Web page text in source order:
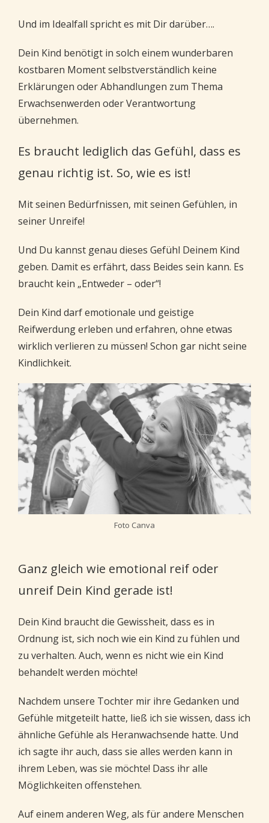
Und im Idealfall spricht es mit Dir darüber….
Dein Kind benötigt in solch einem wunderbaren
kostbaren Moment selbstverständlich keine
Erklärungen oder Abhandlungen zum Thema
Erwachsenwerden oder Verantwortung
übernehmen.
Es braucht lediglich das Gefühl, dass es
genau richtig ist. So, wie es ist!
Mit seinen Bedürfnissen, mit seinen Gefühlen, in
seiner Unreife!
Und Du kannst genau dieses Gefühl Deinem Kind
geben. Damit es erfährt, dass Beides sein kann. Es
braucht kein „Entweder – oder“!
Dein Kind darf emotionale und geistige
Reifwerdung erleben und erfahren, ohne etwas
wirklich verlieren zu müssen! Schon gar nicht seine
Kindlichkeit.
Foto Canva
Ganz gleich wie emotional reif oder
unreif Dein Kind gerade ist!
Dein Kind braucht die Gewissheit, dass es in
Ordnung ist, sich noch wie ein Kind zu fühlen und
zu verhalten. Auch, wenn es nicht wie ein Kind
behandelt werden möchte!
Nachdem unsere Tochter mir ihre Gedanken und
Gefühle mitgeteilt hatte, ließ ich sie wissen, dass ich
ähnliche Gefühle als Heranwachsende hatte. Und
ich sagte ihr auch, dass sie alles werden kann in
ihrem Leben, was sie möchte! Dass ihr alle
Möglichkeiten offenstehen.
Auf einem anderen Weg, als für andere Menschen